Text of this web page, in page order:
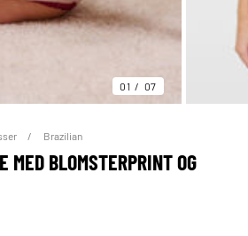
01 07
Brazilian
MED BLOMSTERPRINT OG